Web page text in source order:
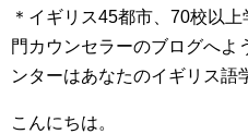
＊イギリス45都市、70校以
門カウンセラーのブログへよ
ンターはあなたのイギリス語
こんにちは。